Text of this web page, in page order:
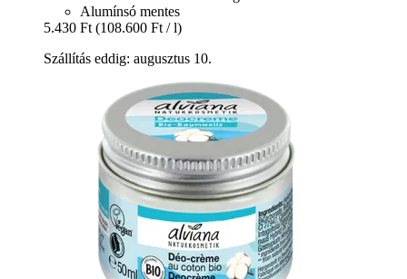
Alumínsó mentes
5.430 Ft (108.600 Ft / l)
Szállítás eddig: augusztus 10.